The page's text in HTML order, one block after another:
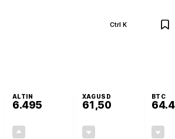
Ctrl K
ALTIN
6.495
XAGUSD
61,50
BTC